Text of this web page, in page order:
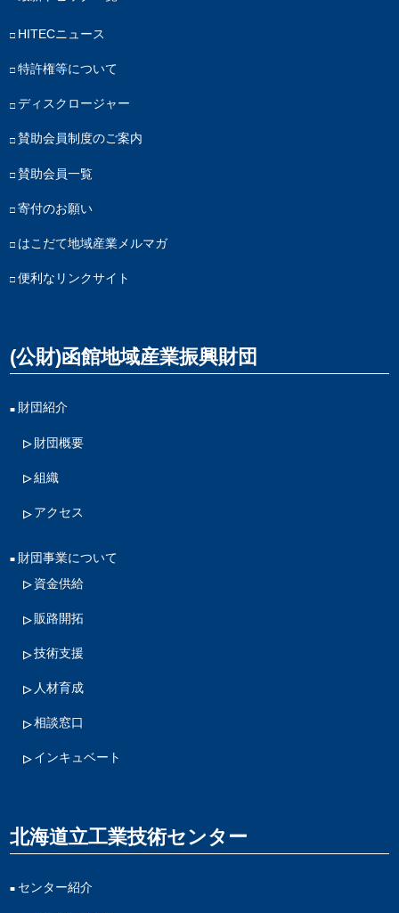
HITECニュース
特許権等について
ディスクロージャー
賛助会員制度のご案内
賛助会員一覧
寄付のお願い
はこだて地域産業メルマガ
便利なリンクサイト
(公財)函館地域産業振興財団
財団紹介
財団概要
組織
アクセス
財団事業について
資金供給
販路開拓
技術支援
人材育成
相談窓口
インキュベート
北海道立工業技術センター
センター紹介